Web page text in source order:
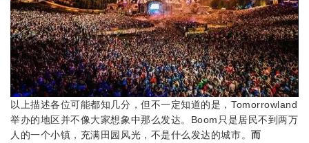
以上描述各位可能都知几分，但不一定知道的是，Tomorrowland
举办的地区并不像大家想象中那么发达。Boom只是居民不到两万
人的一个小镇，充满田园风光，不是什么发达的城市。而